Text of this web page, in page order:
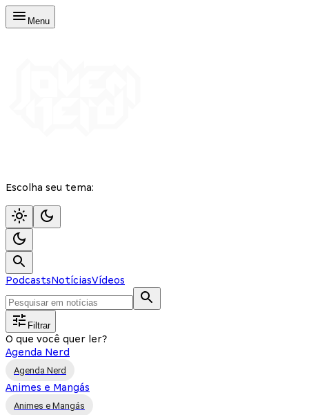
Menu
Escolha seu tema:
PodcastsNotíciasVídeos
Filtrar
O que você quer ler?
Agenda Nerd
Agenda Nerd
Animes e Mangás
Animes e Mangás